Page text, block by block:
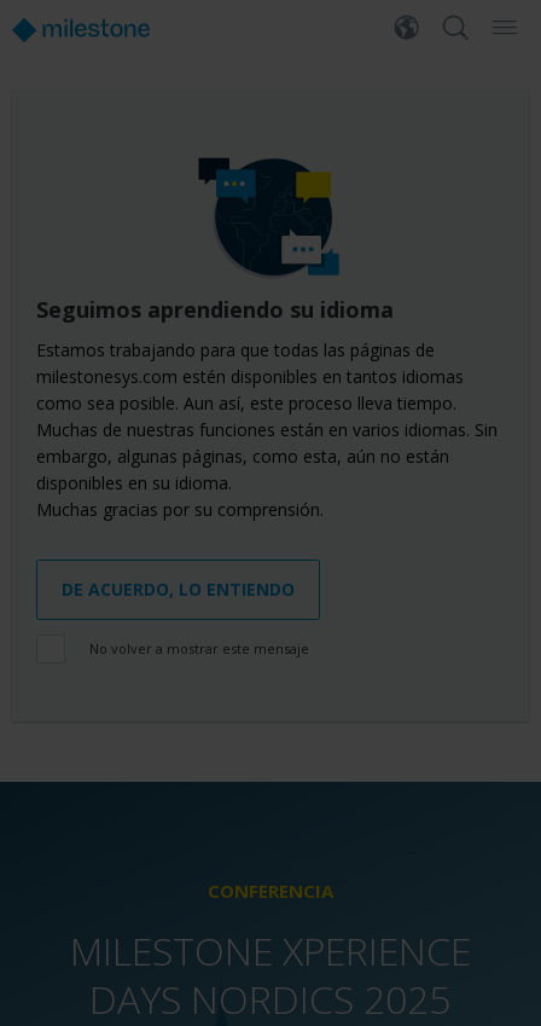
Seguimos aprendiendo su idioma
Estamos trabajando para que todas las páginas de
milestonesys.com estén disponibles en tantos idiomas
como sea posible. Aun así, este proceso lleva tiempo.
Muchas de nuestras funciones están en varios idiomas. Sin
embargo, algunas páginas, como esta, aún no están
disponibles en su idioma.
Muchas gracias por su comprensión.
DE ACUERDO, LO ENTIENDO
No volver a mostrar este mensaje
CONFERENCIA
MILESTONE XPERIENCE
DAYS NORDICS 2025